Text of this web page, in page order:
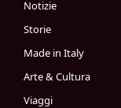
Notizie
Storie
Made in Italy
Arte & Cultura
Viaggi